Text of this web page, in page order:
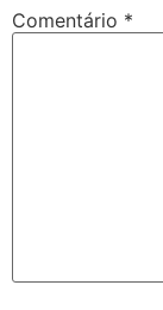
Comentário *